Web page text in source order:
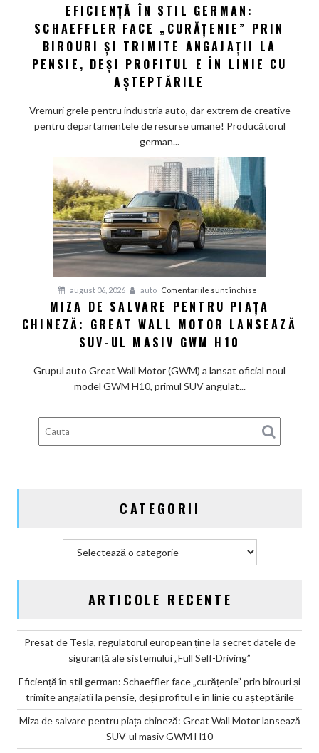
în
stil
Schaeffler
pensie,
deși
profitul
în
cu
așteptările
EFICIENȚĂ ÎN STIL GERMAN:
SCHAEFFLER FACE „CURĂȚENIE” PRIN
BIROURI ȘI TRIMITE ANGAJAȚII LA
PENSIE, DEȘI PROFITUL E ÎN LINIE CU
AȘTEPTĂRILE
Vremuri grele pentru industria auto, dar extrem de creative
pentru departamentele de resurse umane! Producătorul
german...
august 06, 2026 auto Comentariile sunt închise
Miza
de
piața
Motor
lansează
MIZA DE SALVARE PENTRU PIAȚA
CHINEZĂ: GREAT WALL MOTOR LANSEAZĂ
SUV-UL MASIV GWM H10
Grupul auto Great Wall Motor (GWM) a lansat oficial noul
model GWM H10, primul SUV angulat...
CATEGORII
Categorii
ARTICOLE RECENTE
Presat de Tesla, regulatorul european ține la secret datele de
siguranță ale sistemului „Full Self-Driving”
Eficiență în stil german: Schaeffler face „curățenie” prin birouri și
trimite angajații la pensie, deși profitul e în linie cu așteptările
Miza de salvare pentru piața chineză: Great Wall Motor lansează
SUV-ul masiv GWM H10